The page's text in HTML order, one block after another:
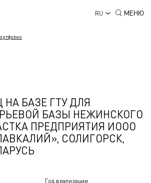
RU МЕНЮ
Год реализации
НА БАЗЕ ГТУ ДЛЯ
БАЗЫ НЕЖИНСКОГО
ПРЕДПРИЯТИЯ ИООО
СОЛИГОРСК,